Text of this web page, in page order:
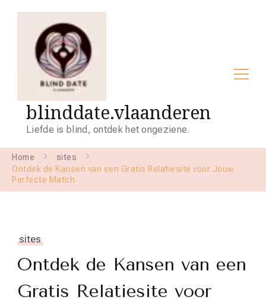
blinddate.vlaanderen
Liefde is blind, ontdek het ongeziene.
Home
sites
Ontdek de Kansen van een Gratis Relatiesite voor Jouw
Perfecte Match
sites
Ontdek de Kansen van een
Gratis Relatiesite voor